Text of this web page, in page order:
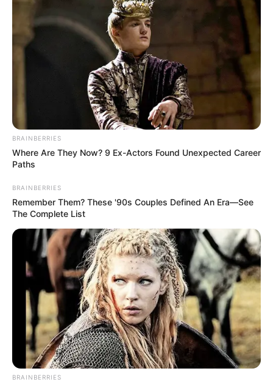
BRAINBERRIES
Where Are They Now? 9 Ex-Actors Found Unexpected Career
Paths
BRAINBERRIES
Remember Them? These '90s Couples Defined An Era—See
The Complete List
BRAINBERRIES